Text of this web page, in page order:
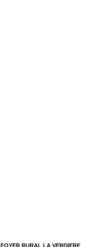
FOYER RURAL LA VERDIERE